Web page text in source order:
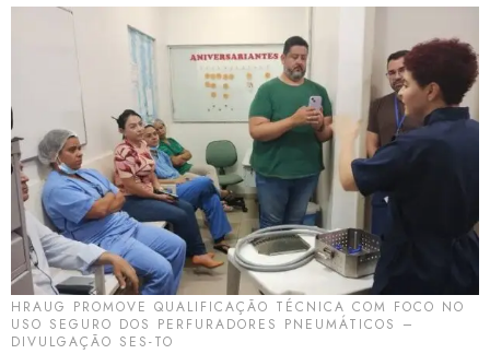
HRAUG PROMOVE QUALIFICAÇÃO TÉCNICA COM FOCO NO
USO SEGURO DOS PERFURADORES PNEUMÁTICOS –
DIVULGAÇÃO SES-TO